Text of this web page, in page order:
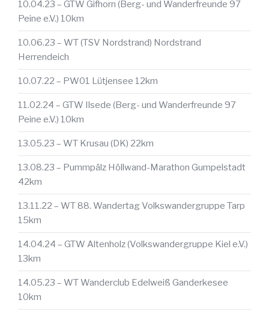
10.04.23 – GTW Gifhorn (Berg- und Wanderfreunde 97
Peine e.V.) 10km
10.06.23 – WT (TSV Nordstrand) Nordstrand
Herrendeich
10.07.22 – PW01 Lütjensee 12km
11.02.24 – GTW Ilsede (Berg- und Wanderfreunde 97
Peine e.V.) 10km
13.05.23 – WT Krusau (DK) 22km
13.08.23 – Pummpälz Höllwand-Marathon Gumpelstadt
42km
13.11.22 – WT 88. Wandertag Volkswandergruppe Tarp
15km
14.04.24 – GTW Altenholz (Volkswandergruppe Kiel e.V.)
13km
14.05.23 – WT Wanderclub Edelweiß Ganderkesee
10km